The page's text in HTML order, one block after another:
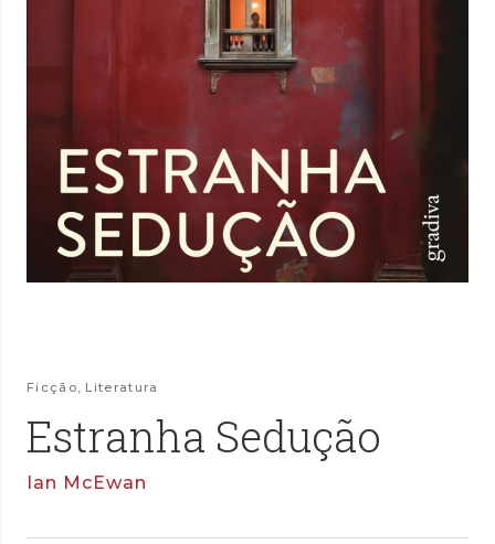
Ficção, Literatura
Estranha Sedução
Ian McEwan